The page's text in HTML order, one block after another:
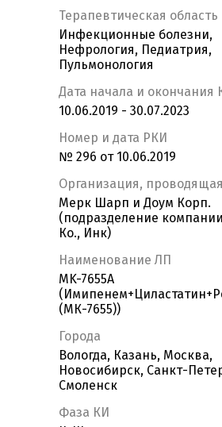
Терапевтическая область
Инфекционные болезни,
Нефрология, Педиатрия,
Пульмонология
Дата начала и окончания
10.06.2019 - 30.07.2023
Номер и дата РКИ
№ 296 от 10.06.2019
Организация,
Мерк Шарп и Доум Корп.
(подразделение
Ко., Инк)
Наименование ЛП
MK-7655A
(МК-7655))
Города
Вологда, Казань, Москва,
Новосибирск, Санкт-
Смоленск
Фаза КИ